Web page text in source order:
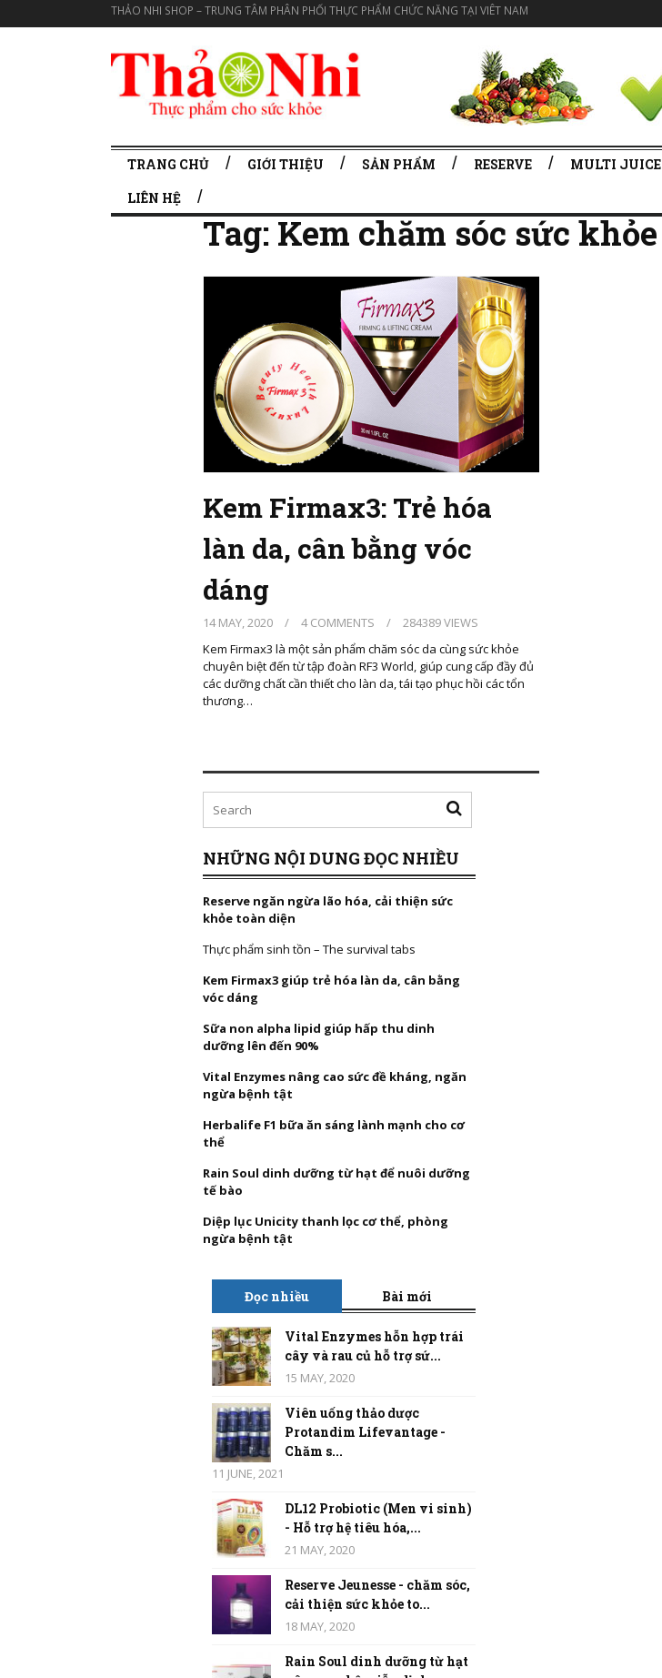
THẢO NHI SHOP – TRUNG TÂM PHÂN PHỐI THỰC PHẨM CHỨC NĂNG TẠI VIÊT NAM
TRANG CHỦ GIỚI THIỆU SẢN PHẨM RESERVE MULTI JUICE
LIÊN HỆ
Tag: Kem chăm sóc sức khỏe
Kem Firmax3: Trẻ hóa
làn da, cân bằng vóc
dáng
14 MAY, 2020 / 4 COMMENTS /
284389 VIEWS
Kem Firmax3 là một sản phẩm chăm sóc da cùng sức khỏe
chuyên biệt đến từ tập đoàn RF3 World, giúp cung cấp đầy đủ
các dưỡng chất cần thiết cho làn da, tái tạo phục hồi các tổn
thương…
NHỮNG NỘI DUNG ĐỌC NHIỀU
Reserve ngăn ngừa lão hóa, cải thiện sức
khỏe toàn diện
Thực phẩm sinh tồn – The survival tabs
Kem Firmax3 giúp trẻ hóa làn da, cân bằng
vóc dáng
Sữa non alpha lipid giúp hấp thu dinh
dưỡng lên đến 90%
Vital Enzymes nâng cao sức đề kháng, ngăn
ngừa bệnh tật
Herbalife F1 bữa ăn sáng lành mạnh cho cơ
thể
Rain Soul dinh dưỡng từ hạt để nuôi dưỡng
tế bào
Diệp lục Unicity thanh lọc cơ thể, phòng
ngừa bệnh tật
Đọc nhiều Bài mới
Vital Enzymes hỗn hợp trái
cây và rau củ hỗ trợ sứ...
15 MAY, 2020
Viên uống thảo dược
Protandim Lifevantage -
Chăm s...
11 JUNE, 2021
DL12 Probiotic (Men vi sinh)
- Hỗ trợ hệ tiêu hóa,...
21 MAY, 2020
Reserve Jeunesse - chăm sóc,
cải thiện sức khỏe to...
18 MAY, 2020
Rain Soul dinh dưỡng từ hạt